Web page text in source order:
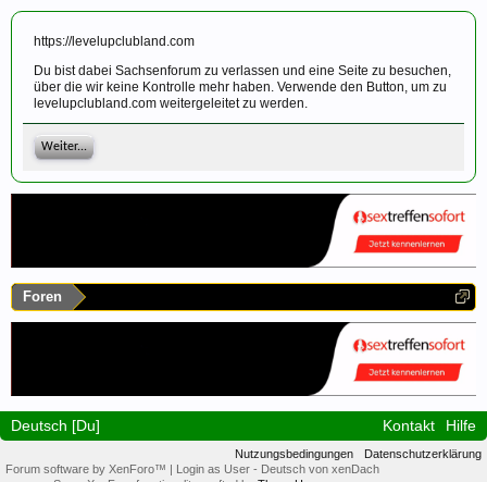
https://levelupclubland.com
Du bist dabei Sachsenforum zu verlassen und eine Seite zu besuchen,
über die wir keine Kontrolle mehr haben. Verwende den Button, um zu
levelupclubland.com weitergeleitet zu werden.
Weiter...
Foren
Deutsch [Du] Kontakt Hilfe
Nutzungsbedingungen
Datenschutzerklärung
Forum software by XenForo™ | Login as User - Deutsch von xenDach